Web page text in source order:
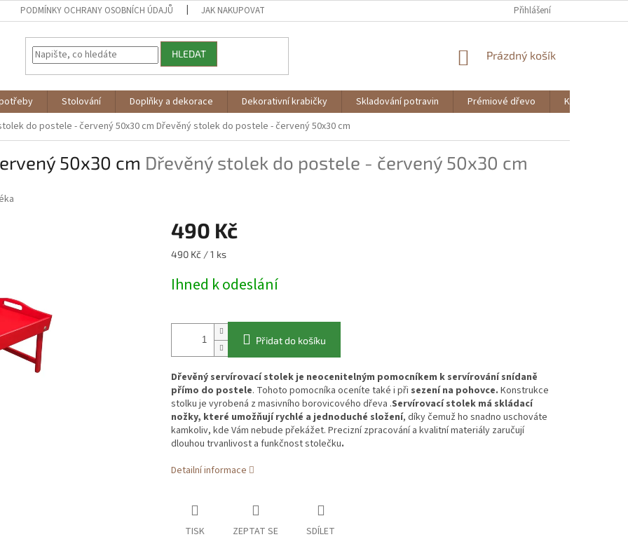
PODMÍNKY OCHRANY OSOBNÍCH ÚDAJŮ JAK NAKUPOVAT Přihlášení
HLEDAT
NÁKUPNÍ
Prázdný košík
Stolování Doplňky a dekorace Dekorativní krabičky Skladování potravin Prémiové dřevo
Knihy
do postele - červený 50x30 cm Dřevěný stolek do postele - červený 50x30 cm
50x30 cm Dřevěný stolek do postele - červený 50x30 cm
490 Kč
Měrná
490 Kč / 1 ks
Ihned k odeslání
Přidat do košíku
Dřevěný servírovací stolek je neocenitelným pomocníkem k servírování snídaně
přímo do postele. Tohoto pomocníka oceníte také i při sezení na pohovce. Konstrukce
stolku je vyrobená z masivního borovicového dřeva .Servírovací stolek má skládací
nožky, které umožňují rychlé a jednoduché složení, díky čemuž ho snadno uschováte
kamkoliv, kde Vám nebude překážet. Precizní zpracování a kvalitní materiály zaručují
dlouhou trvanlivost a funkčnost stolečku.
Detailní informace
TISK ZEPTAT SE SDÍLET